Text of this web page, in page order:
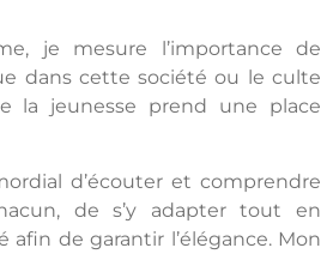
je mesure l’importance de
dans cette société ou le culte
la jeunesse prend une place
d’écouter et comprendre
de s’y adapter tout en
de garantir l’élégance. Mon